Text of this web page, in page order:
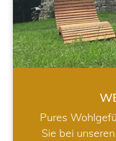
Pures
Sie bei